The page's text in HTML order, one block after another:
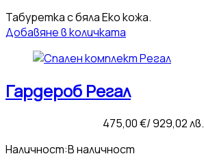
Табуретка с бяла Еко кожа.
Добавяне в количката
Гардероб Регал
475,00€/ 929,02 лв.
Наличност:В наличност